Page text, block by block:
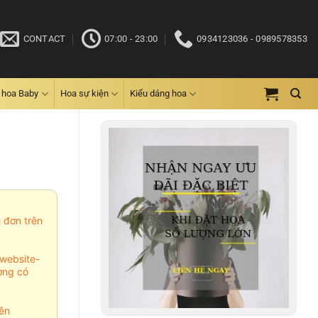
CONTACT 07:00 - 23:00 0934123036 - 0989578353
hoa Baby Hoa sự kiện Kiểu dáng hoa
đơn trên
có